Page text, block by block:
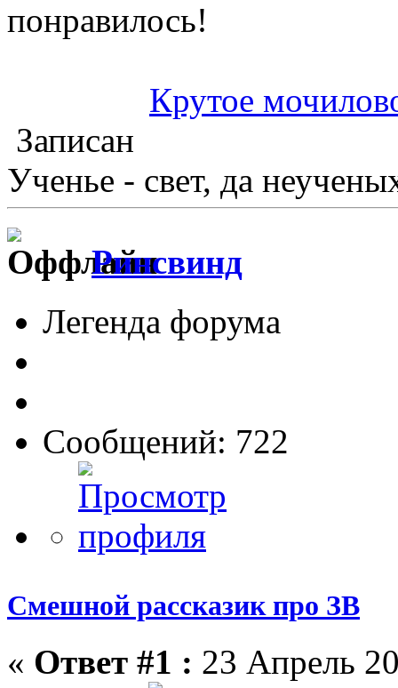
понравилось!
Крутое
Записан
Ученье - свет, да
Ринсвинд
Легенда форума
Сообщений: 722
Смешной рассказик про ЗВ
« Ответ #1 : 23 Апрель